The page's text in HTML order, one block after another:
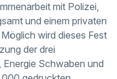
mit Polizei,
und einem privaten
wird dieses Fest
der drei
Schwaben und